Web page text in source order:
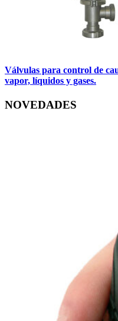
Válvulas para control de
vapor, líquidos y gases.
NOVEDADES